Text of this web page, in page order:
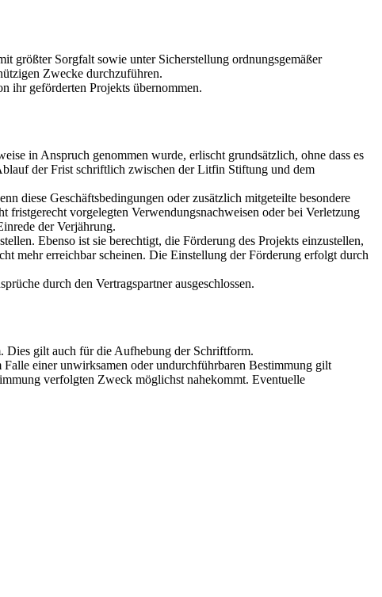
größter Sorgfalt sowie unter Sicherstellung ordnungsgemäßer
Zwecke durchzuführen.
ihr geförderten Projekts übernommen.
in Anspruch genommen wurde, erlischt grundsätzlich, ohne dass es
der Frist schriftlich zwischen der Litfin Stiftung und dem
diese Geschäftsbedingungen oder zusätzlich mitgeteilte besondere
vorgelegten Verwendungsnachweisen oder bei Verletzung
der Verjährung.
Ebenso ist sie berechtigt, die Förderung des Projekts einzustellen,
mehr erreichbar scheinen. Die Einstellung der Förderung erfolgt durch
durch den Vertragspartner ausgeschlossen.
Dies gilt auch für die Aufhebung der Schriftform.
einer unwirksamen oder undurchführbaren Bestimmung gilt
verfolgten Zweck möglichst nahekommt. Eventuelle